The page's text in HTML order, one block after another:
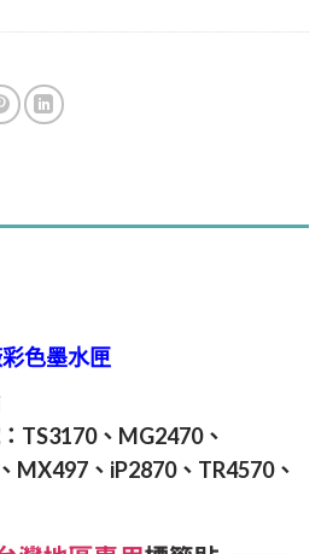
色墨水匣
TS3170、MG2470、
MX497、iP2870、TR4570、